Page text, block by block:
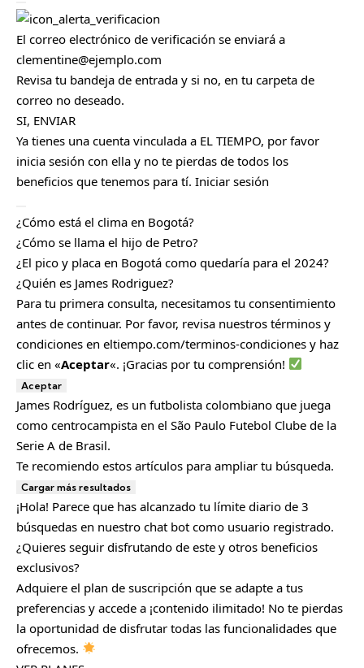
r
r
a
r
Cerrar
El correo electrónico de verificación se enviará a
clementine@ejemplo.com
Revisa tu bandeja de entrada y si no, en tu carpeta de
correo no deseado.
SI, ENVIAR
Ya tienes una cuenta vinculada a EL TIEMPO, por favor
inicia sesión con ella y no te pierdas de todos los
beneficios que tenemos para tí. Iniciar sesión
e
r
a
r
¿Cómo está el clima en Bogotá?
¿Cómo se llama el hijo de Petro?
¿El pico y placa en Bogotá como quedaría para el 2024?
¿Quién es James Rodriguez?
Para tu primera consulta, necesitamos tu consentimiento
antes de continuar. Por favor, revisa nuestros términos y
condiciones en eltiempo.com/terminos-condiciones y haz
clic en «Aceptar«. ¡Gracias por tu comprensión!
Aceptar
James Rodríguez, es un futbolista colombiano que juega
como centrocampista en el São Paulo Futebol Clube de la
Serie A de Brasil.
Te recomiendo estos artículos para ampliar tu búsqueda.
Cargar más resultados
¡Hola! Parece que has alcanzado tu límite diario de 3
búsquedas en nuestro chat bot como usuario registrado.
¿Quieres seguir disfrutando de este y otros beneficios
exclusivos?
Adquiere el plan de suscripción que se adapte a tus
preferencias y accede a ¡contenido ilimitado! No te pierdas
la oportunidad de disfrutar todas las funcionalidades que
ofrecemos.